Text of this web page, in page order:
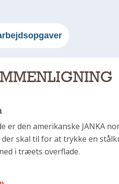
er den amerikanske JANKA
skal til for at trykke en
i træets overflade.